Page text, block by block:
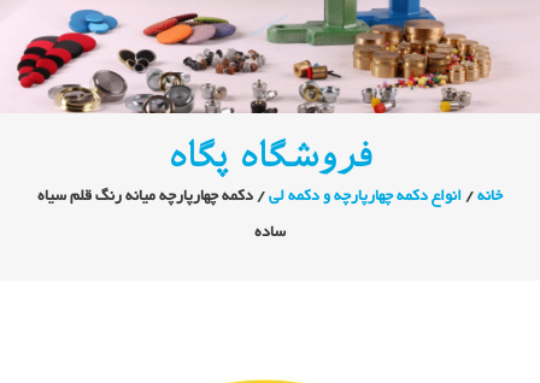
فروشگاه پگاه
خانه / انواع دکمه چهارپارچه و دکمه لی / دکمه چهارپارچه میانه رنگ قلم سیاه
ساده